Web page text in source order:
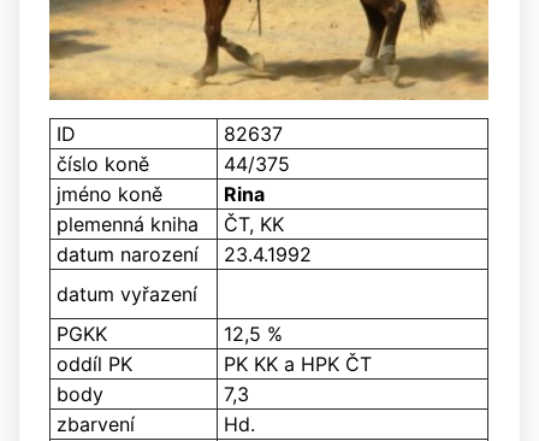
ID
82637
číslo koně
44/375
jméno koně
Rina
plemenná kniha
ČT, KK
datum narození
23.4.1992
datum vyřazení
PGKK
12,5 %
oddíl PK
PK KK a HPK ČT
body
7,3
zbarvení
Hd.